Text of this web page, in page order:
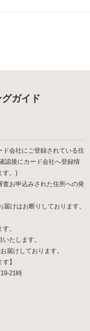
ガイド
ド会社にご登録されている住
認後にカード会社へ登録情
す。)
査お申込みされた住所への発
けはお断りしております。
。
たします。
届けしております。
】
21時